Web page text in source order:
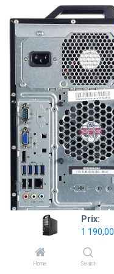
Prix:
1 190,00
Home Search